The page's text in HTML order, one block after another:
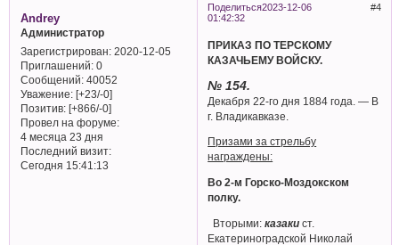
Поделиться 4
2023-12-06
01:42:32
Andrey
Администратор
Зарегистрирован: 2020-12-05
Приглашений:0
Сообщений:40052
Уважение: [+23/-0]
Позитив: [+866/-0]
Провел на форуме:
4 месяца 23 дня
Последний визит:
Сегодня 15:41:13
ПРИКАЗ ПО ТЕРСКОМУ
КАЗАЧЬЕМУ ВОЙСКУ.
№ 154.
Декабря 22-го дня 1884 года. — В
г. Владикавказе.
Призами за стрельбу
награждены:
Во 2-м Горско-Моздокском
полку.
Вторыми:казаки ст.
Екатериноградской Николай